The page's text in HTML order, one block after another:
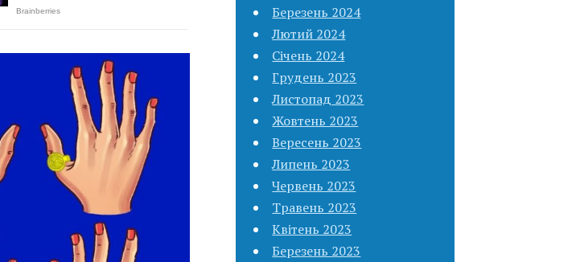
Березень 2024
Лютий 2024
Січень 2024
Грудень 2023
Листопад 2023
Жовтень 2023
Вересень 2023
Липень 2023
Червень 2023
Травень 2023
Квітень 2023
Березень 2023